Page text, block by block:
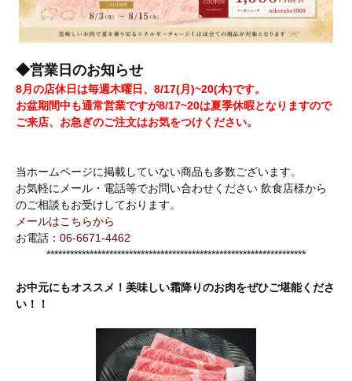
◆営業日のお知らせ
8月の店休日は毎週木曜日、8/17(月)~20(木)です。
お盆期間中も通常営業ですが8/17~20は夏季休暇となりますので
ご来店、お急ぎのご注文はお気をつけください。
当ホームページに掲載していない商品も多数ございます。
お気軽にメール・電話等でお問い合わせください 飲食店様から
のご相談もお受けしております。
メールはこちらから
お電話： 06-6671-4462
******************************************************************
お中元にもオススメ！美味しい霜降りのお肉をぜひご堪能くださ
い！！